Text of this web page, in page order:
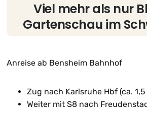
Viel mehr als nur
Gartenschau im
Anreise ab Bensheim Bahnhof
Zug nach Karlsruhe Hbf (ca.
Weiter mit S8 nach